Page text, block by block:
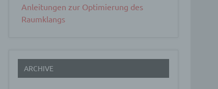
Anleitungen zur Optimierung des
Raumklangs
ARCHIVE